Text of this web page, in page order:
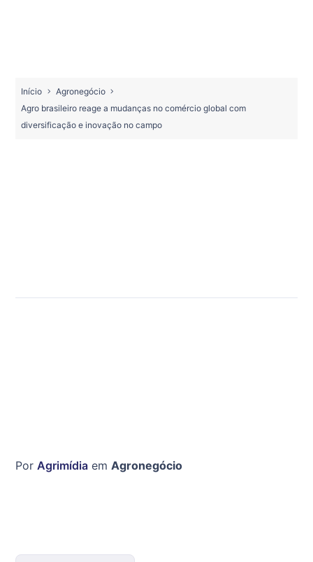
Início
Agronegócio
Agro brasileiro reage a mudanças no comércio global com
diversificação e inovação no campo
Por Agrimídia em Agronegócio